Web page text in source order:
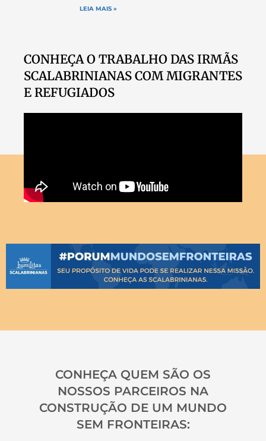
LEIA MAIS »
CONHEÇA O TRABALHO DAS IRMÃS
SCALABRINIANAS COM MIGRANTES
E REFUGIADOS
CONHEÇA QUEM SÃO OS
NOSSOS PARCEIROS NA
CONSTRUÇÃO DE UM MUNDO
SEM FRONTEIRAS: